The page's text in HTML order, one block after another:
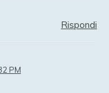
Rispondi
PM